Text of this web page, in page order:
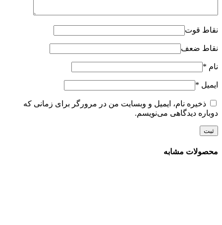
نقاط قوت
نقاط ضعف
نام *
ایمیل *
ذخیره نام، ایمیل و وبسایت من در مرورگر برای زمانی که
دوباره دیدگاهی می‌نویسم.
محصولات مشابه